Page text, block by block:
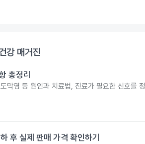
강 매거진
총정리
막염 등 원인과 치료법, 진료가 필요한 신호를 정
후 실제 판매 가격 확인하기